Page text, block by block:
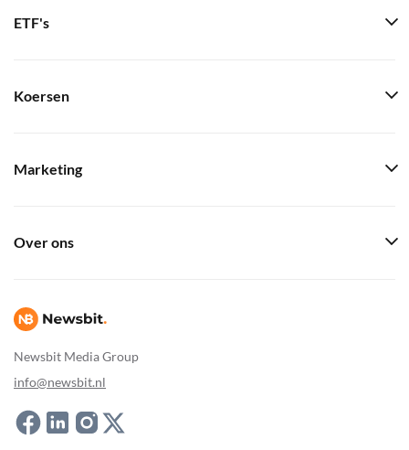
Newsbit Media Group
info@newsbit.nl
ETF's
Koersen
Marketing
Over ons